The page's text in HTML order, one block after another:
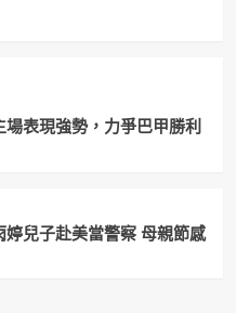
場表現強勢，力爭巴甲勝利
婷兒子赴美當警察 母親節感